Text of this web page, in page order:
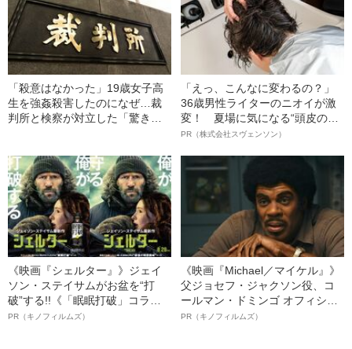
「殺意はなかった」19歳女子高
生を強姦殺害したのになぜ…裁
判所と検察が対立した「驚きの
「えっ、こんなに変わるの？」
36歳男性ライターのニオイが激
変！ 夏場に気になる“頭皮のニ
オイ”や“ベタつき”を解消す
ト”が生み出した徹底ケアとは
PR（株式会社スヴェンソン）
《映画『シェルター』》ジェイ
ソン・ステイサムがお盆を“打
破”する!!《「眠眠打破」コラ
ボ》
PR（キノフィルムズ）
《映画『Michael／マイケル』》
父ジョセフ・ジャクソン役、コ
ールマン・ドミンゴ オフィシャ
ルインタビュー“観客を魅了した
PR（キノフィルムズ）